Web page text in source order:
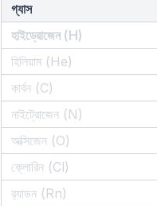
গ্যাস
হাইড্রোজেন (H)
হিলিয়াম (He)
কার্বন (C)
নাইট্রোজেন (N)
অক্সিজেন (O)
ক্লোরিন (Cl)
র‌্যাডন (Rn)